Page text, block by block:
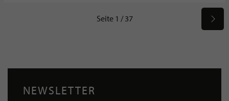
Seite 1 / 37
NEWSLETTER